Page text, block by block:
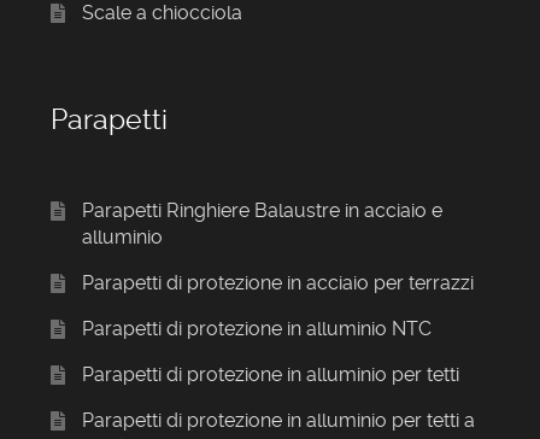
Scale a chiocciola
Parapetti
Parapetti Ringhiere Balaustre in acciaio e
alluminio
Parapetti di protezione in acciaio per terrazzi
Parapetti di protezione in alluminio NTC
Parapetti di protezione in alluminio per tetti
Parapetti di protezione in alluminio per tetti a